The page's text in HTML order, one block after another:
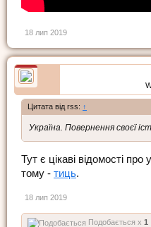
18 лип 2019
Цитата від rss: ↑
Україна. Повернення своєї
Тут є цікаві відомості
тому - тиць.
18 лип 2019
Подобається x 1